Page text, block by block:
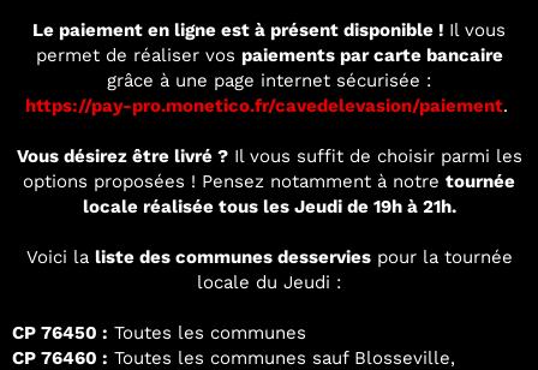
Le paiement en ligne est à présent disponible ! Il vous
permet de réaliser vos paiements par carte bancaire
grâce à une page internet sécurisée :
https://pay-pro.monetico.fr/cavedelevasion/paiement.
Vous désirez être livré ?Il vous suffit de choisir parmi les
options proposées ! Pensez notamment à notre tournée
locale réalisée tous les Jeudi de 19h à 21h.
Voici la liste des communes desserviespour la tournée
locale du Jeudi :
CP 76450 : Toutes les communes
CP 76460 : Toutes les communes sauf Blosseville,